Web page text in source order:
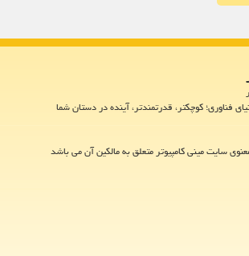
فناوری؛ کوچکتر، قدرتمندتر، آینده در دستان شما